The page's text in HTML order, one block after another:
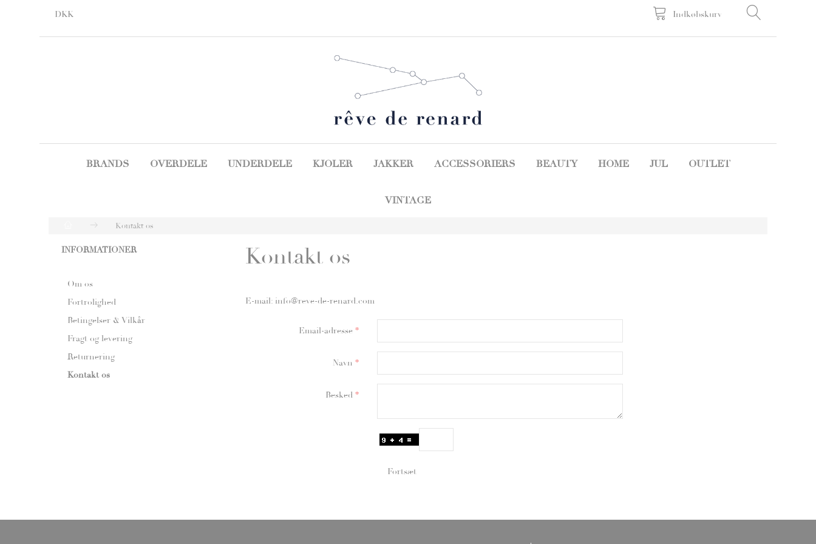
DKK Indkøbskurv
BRANDS OVERDELE UNDERDELE KJOLER JAKKER ACCESSORIERS BEAUTY HOME JUL OUTLET
VINTAGE
Kontakt os
INFORMATIONER
Om os
Fortrolighed
Betingelser & Vilkår
Fragt og levering
Returnering
Kontakt os
Kontakt os
E-mail: info@reve-de-renard.com
Email-adresse
Navn
Besked
Fortsæt